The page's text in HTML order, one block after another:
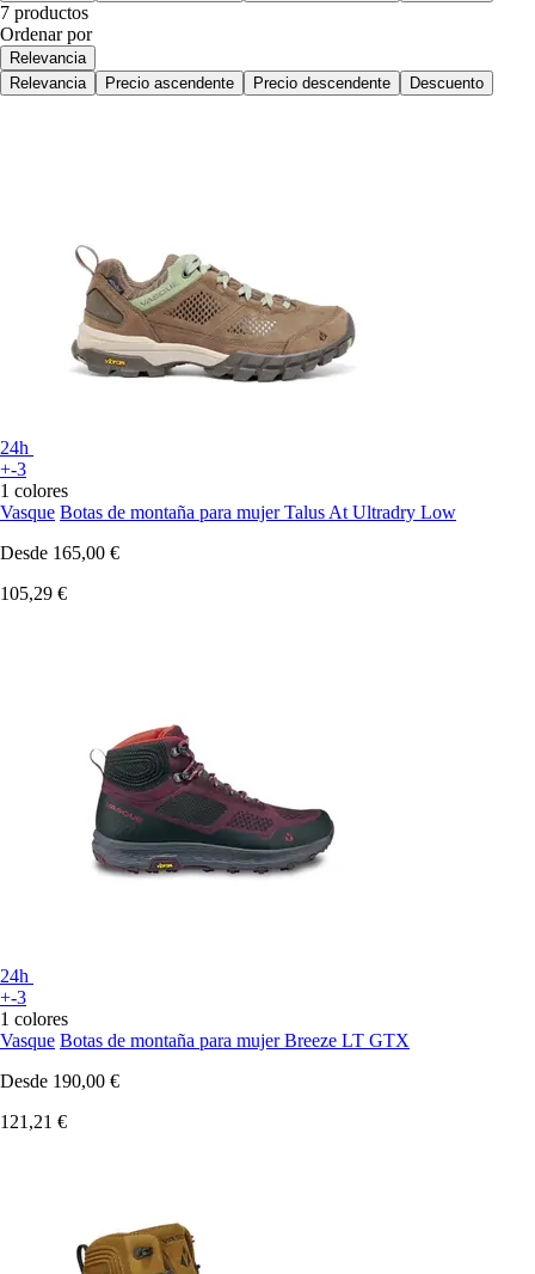
7 productos
Ordenar por
Relevancia
Relevancia
Precio ascendente Precio descendente Descuento
24h
+-3
1 colores
Vasque Botas de montaña para mujer Talus At Ultradry Low
Desde 165,00 €
105,29 €
24h
+-3
1 colores
Vasque Botas de montaña para mujer Breeze LT GTX
Desde 190,00 €
121,21 €